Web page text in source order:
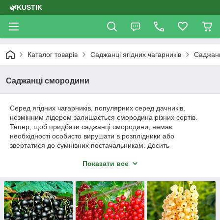
🌿KUSTIK
Каталог товарів Саджанці ягідних чагарників
Саджанці смородини
Серед ягідних чагарників, популярних серед дачників,
незмінним лідером залишається смородина різних сортів.
Тепер, щоб придбати саджанці смородини, немає
необхідності особисто вирушати в розплідники або
звертатися до сумнівних постачальникам. Досить
поштою, вказавши необхідну кількість рослин для вашого
Навіть якщо ви любитель екзотичних рослин, купити саджанці
смородини в Україні все-таки варто, адже вони як не можна
краще пристосовані до нашого клімату і гарантовано
переживуть навіть дуже холодну зиму. Різноманітність сортів,
Показати все